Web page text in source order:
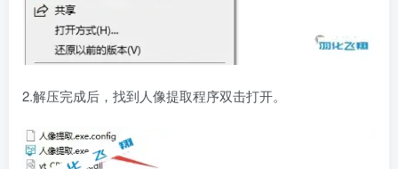
2.解压完成后，找到人像提取程序双击打开。